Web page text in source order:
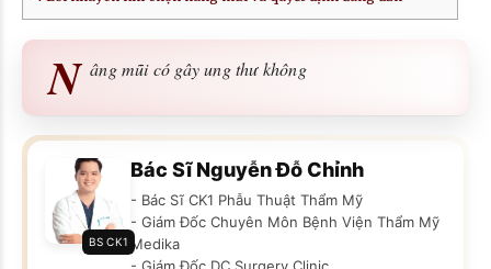
N âng mũi có gây ung thư không
BS CK1
Bác Sĩ Nguyễn Đỗ Chỉnh
- Bác Sĩ CK1 Phẫu Thuật Thẩm Mỹ
- Giám Đốc Chuyên Môn Bệnh Viện Thẩm Mỹ
Medika